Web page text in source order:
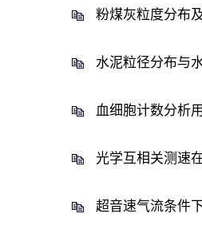
粉煤灰粒度分布
水泥粒径分布与
血细胞计数分析
光学互相关测速
超音速气流条件